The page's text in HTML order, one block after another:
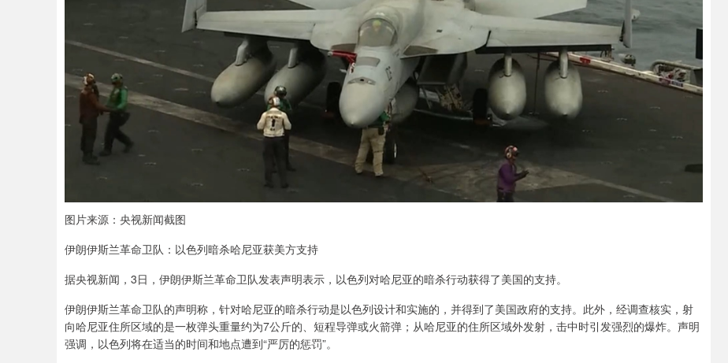
图片来源：央视新闻截图
伊朗伊斯兰革命卫队：以色列暗杀哈尼亚获美方支持
据央视新闻，3日，伊朗伊斯兰革命卫队发表声明表示，以色列对哈尼亚的暗杀行动获得了美国的支持。
伊朗伊斯兰革命卫队的声明称，针对哈尼亚的暗杀行动是以色列设计和实施的，并得到了美国政府的支持。此外，经调查核实，射
向哈尼亚住所区域的是一枚弹头重量约为7公斤的、短程导弹或火箭弹；从哈尼亚的住所区域外发射，击中时引发强烈的爆炸。声明
强调，以色列将在适当的时间和地点遭到“严厉的惩罚”。